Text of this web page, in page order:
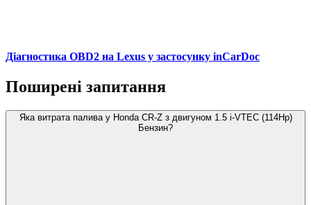
Діагностика OBD2 на Lexus у застосунку inCarDoc
Поширені запитання
Яка витрата палива у Honda CR-Z з двигуном 1.5 i-VTEC (114Hp)
Бензин?